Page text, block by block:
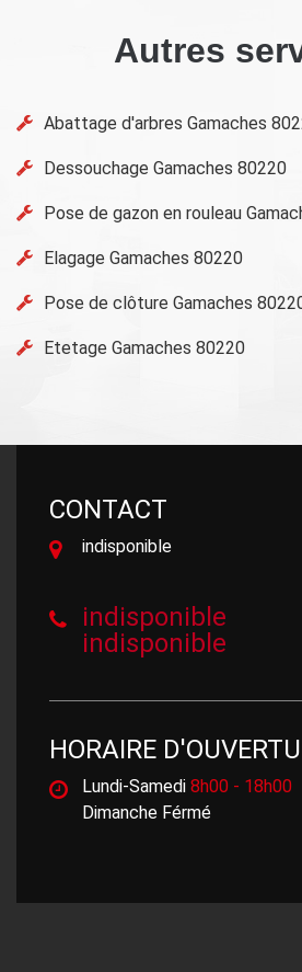
Autres
Abattage d'arbres Gamaches
Dessouchage Gamaches 80220
Pose de gazon en rouleau
Elagage Gamaches 80220
Pose de clôture Gamaches
Etetage Gamaches 80220
CONTACT
indisponible
indisponible
indisponible
HORAIRE
Lundi-Samedi 8h00 - 18h00
Dimanche Férmé